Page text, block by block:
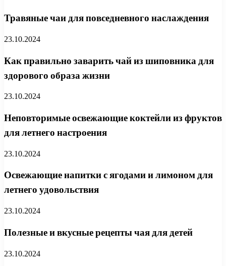
Травяные чаи для повседневного наслаждения
23.10.2024
Как правильно заварить чай из шиповника для
здорового образа жизни
23.10.2024
Неповторимые освежающие коктейли из фруктов
для летнего настроения
23.10.2024
Освежающие напитки с ягодами и лимоном для
летнего удовольствия
23.10.2024
Полезные и вкусные рецепты чая для детей
23.10.2024